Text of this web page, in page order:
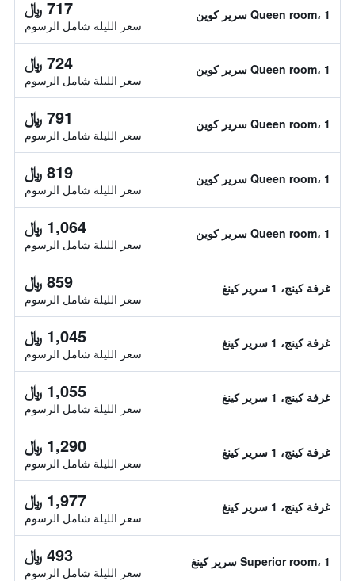
Queen room، 1 سرير كوين 717 ﷼
سعر الليلة شامل الرسوم
Queen room، 1 سرير كوين 724 ﷼
سعر الليلة شامل الرسوم
Queen room، 1 سرير كوين 791 ﷼
سعر الليلة شامل الرسوم
Queen room، 1 سرير كوين 819 ﷼
سعر الليلة شامل الرسوم
Queen room، 1 سرير كوين 1,064 ﷼
سعر الليلة شامل الرسوم
غرفة كينج، 1 سرير كينغ 859 ﷼
سعر الليلة شامل الرسوم
غرفة كينج، 1 سرير كينغ 1,045 ﷼
سعر الليلة شامل الرسوم
غرفة كينج، 1 سرير كينغ 1,055 ﷼
سعر الليلة شامل الرسوم
غرفة كينج، 1 سرير كينغ 1,290 ﷼
سعر الليلة شامل الرسوم
غرفة كينج، 1 سرير كينغ 1,977 ﷼
سعر الليلة شامل الرسوم
Superior room، 1 سرير كينغ 493 ﷼
سعر الليلة شامل الرسوم